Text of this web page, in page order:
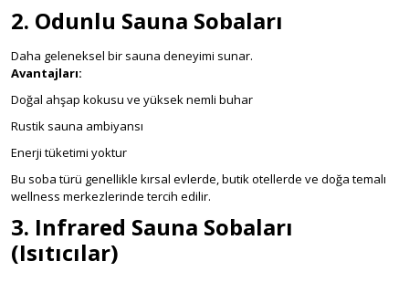
2. Odunlu Sauna Sobaları
Daha geleneksel bir sauna deneyimi sunar.
Avantajları:
Doğal ahşap kokusu ve yüksek nemli buhar
Rustik sauna ambiyansı
Enerji tüketimi yoktur
Bu soba türü genellikle kırsal evlerde, butik otellerde ve doğa temalı
wellness merkezlerinde tercih edilir.
3. Infrared Sauna Sobaları
(Isıtıcılar)